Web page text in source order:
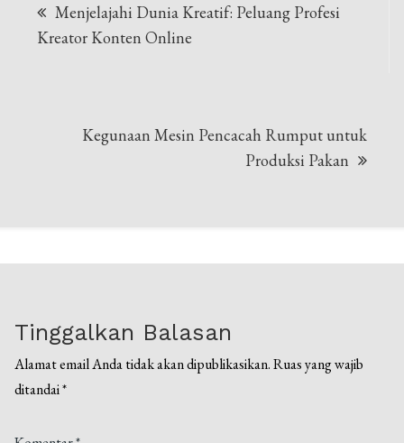
pos
Menjelajahi Dunia Kreatif: Peluang Profesi
Kreator Konten Online
Kegunaan Mesin Pencacah Rumput untuk
Produksi Pakan
Tinggalkan Balasan
Alamat email Anda tidak akan dipublikasikan. Ruas yang wajib
ditandai*